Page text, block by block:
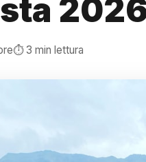
⏱️ 3 min lettura